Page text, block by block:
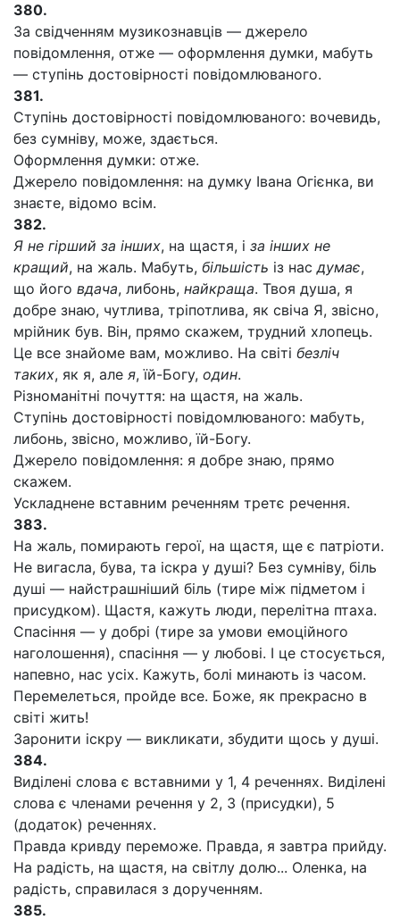
380.
За свідченням музикознавців — джерело
повідомлення, отже — оформлення думки, мабуть
— ступінь достовірності повідомлюваного.
381.
Ступінь достовірності повідомлюваного: вочевидь,
без сумніву, може, здається.
Оформлення думки: отже.
Джерело повідомлення: на думку Івана Огієнка, ви
знаєте, відомо всім.
382.
Я не гірший за інших, на щастя, і за інших не
кращий, на жаль. Мабуть, більшість із насдумає,
що його вдача, либонь, найкраща. Твоя душа, я
добре знаю, чутлива, тріпотлива, як свіча Я, звісно,
мрійник був. Він, прямо скажем, трудний хлопець.
Це все знайоме вам, можливо. На світі безліч
таких, як я, але я, їй-Богу, один.
Різноманітні почуття: на щастя, на жаль.
Ступінь достовірності повідомлюваного: мабуть,
либонь, звісно, можливо, їй-Богу.
Джерело повідомлення: я добре знаю, прямо
скажем.
Ускладнене вставним реченням третє речення.
383.
На жаль, помирають герої, на щастя, ще є патріоти.
Не вигасла, бува, та іскра у душі? Без сумніву, біль
душі — найстрашніший біль (тире між підметом і
присудком). Щастя, кажуть люди, перелітна птаха.
Спасіння — у добрі (тире за умови емоційного
наголошення), спасіння — у любові. І це стосується,
напевно, нас усіх. Кажуть, болі минають із часом.
Перемелеться, пройде все. Боже, як прекрасно в
світі жить!
Заронити іскру — викликати, збудити щось у душі.
384.
Виділені слова є вставними у 1, 4 реченнях. Виділені
слова є членами речення у 2, 3 (присудки), 5
(додаток) реченнях.
Правда кривду переможе. Правда, я завтра прийду.
На радість, на щастя, на світлу долю... Оленка, на
радість, справилася з дорученням.
385.